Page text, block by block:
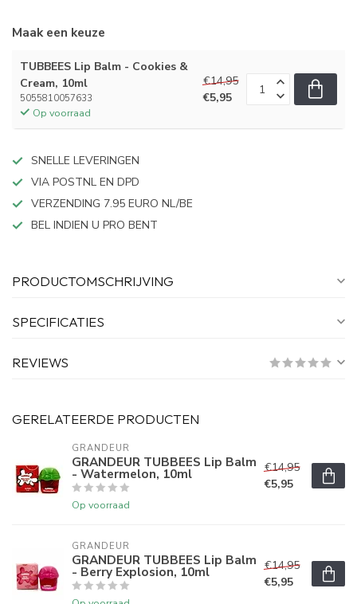
Maak een keuze
TUBBEES Lip Balm - Cookies &
Cream, 10ml
5055810057633
Op voorraad
€14,95
€5,95
SNELLE LEVERINGEN
VIA POSTNL EN DPD
VERZENDING 7.95 EURO NL/BE
BEL INDIEN U PRO BENT
PRODUCTOMSCHRIJVING
SPECIFICATIES
REVIEWS
GERELATEERDE PRODUCTEN
GRANDEUR
GRANDEUR TUBBEES Lip Balm
- Watermelon, 10ml
Op voorraad
€14,95
€5,95
GRANDEUR
GRANDEUR TUBBEES Lip Balm
- Berry Explosion, 10ml
€14,95
€5,95